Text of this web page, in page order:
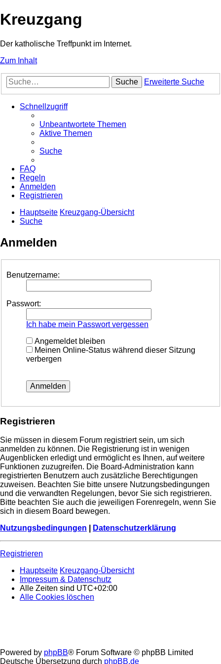
Kreuzgang
Der katholische Treffpunkt im Internet.
Zum Inhalt
Suche Erweiterte Suche
Schnellzugriff
Unbeantwortete Themen
Aktive Themen
Suche
FAQ
Regeln
Anmelden
Registrieren
Hauptseite Kreuzgang-Übersicht
Suche
Anmelden
Benutzername:
Passwort:
Ich habe mein Passwort vergessen
Angemeldet bleiben
Meinen Online-Status während dieser Sitzung
verbergen
Registrieren
Sie müssen in diesem Forum registriert sein, um sich
anmelden zu können. Die Registrierung ist in wenigen
Augenblicken erledigt und ermöglicht es Ihnen, auf weitere
Funktionen zuzugreifen. Die Board-Administration kann
registrierten Benutzern auch zusätzliche Berechtigungen
zuweisen. Beachten Sie bitte unsere Nutzungsbedingungen
und die verwandten Regelungen, bevor Sie sich registrieren.
Bitte beachten Sie auch die jeweiligen Forenregeln, wenn Sie
sich in diesem Board bewegen.
Nutzungsbedingungen
Datenschutzerklärung
Registrieren
Hauptseite Kreuzgang-Übersicht
Impressum & Datenschutz
Alle Zeiten sind UTC+02:00
Alle Cookies löschen
Powered by phpBB® Forum Software © phpBB Limited
Deutsche Übersetzung durch phpBB.de